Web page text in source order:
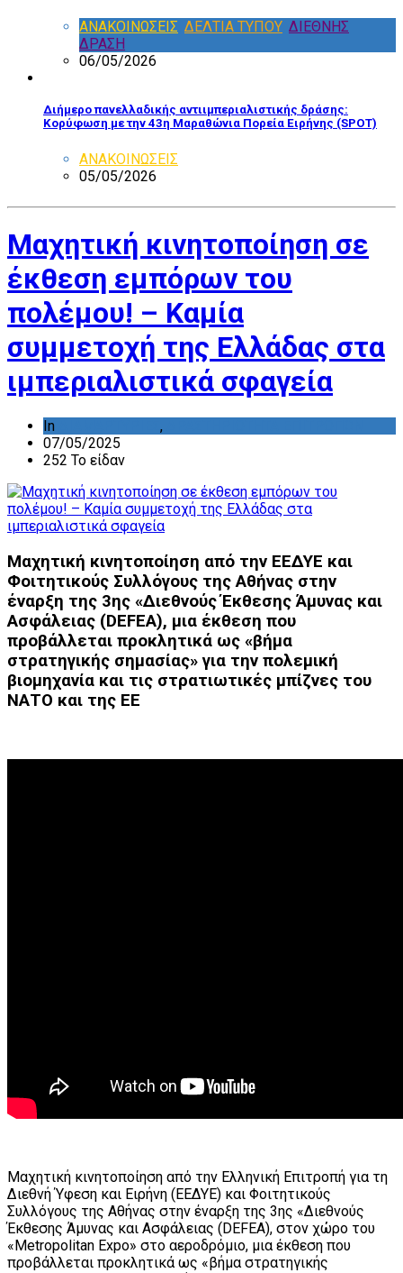
ΑΝΑΚΟΙΝΩΣΕΙΣ ΔΕΛΤΙΑ ΤΥΠΟΥ ΔΙΕΘΝΗΣ
ΔΡΑΣΗ
06/05/2026
Διήμερο πανελλαδικής αντιιμπεριαλιστικής δράσης:
Κορύφωση με την 43η Μαραθώνια Πορεία Ειρήνης (SPOT)
ΑΝΑΚΟΙΝΩΣΕΙΣ
05/05/2026
Μαχητική κινητοποίηση σε
έκθεση εμπόρων του
πολέμου! – Καμία
συμμετοχή της Ελλάδας στα
ιμπεριαλιστικά σφαγεία
In ,
07/05/2025
252 Το είδαν
Μαχητική κινητοποίηση από την ΕΕΔΥΕ και
Φοιτητικούς Συλλόγους της Αθήνας στην
έναρξη της 3ης «Διεθνούς Έκθεσης Άμυνας και
Ασφάλειας (DEFEA), μια έκθεση που
προβάλλεται προκλητικά ως «βήμα
στρατηγικής σημασίας» για την πολεμική
βιομηχανία και τις στρατιωτικές μπίζνες του
ΝΑΤΟ και της ΕΕ
Μαχητική κινητοποίηση από την Ελληνική Επιτροπή για τη
Διεθνή Ύφεση και Ειρήνη (ΕΕΔΥΕ) και Φοιτητικούς
Συλλόγους της Αθήνας στην έναρξη της 3ης «Διεθνούς
Έκθεσης Άμυνας και Ασφάλειας (DEFEA), στον χώρο του
«Metropolitan Expo» στο αεροδρόμιο, μια έκθεση που
προβάλλεται προκλητικά ως «βήμα στρατηγικής